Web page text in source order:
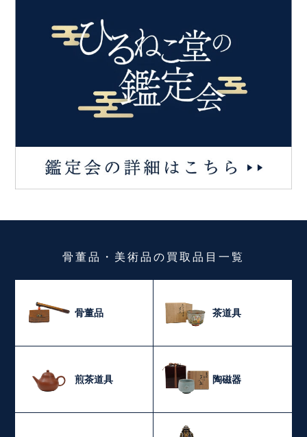
骨董品・美術品の買取品目一覧
骨董品 茶道具
煎茶道具 陶磁器